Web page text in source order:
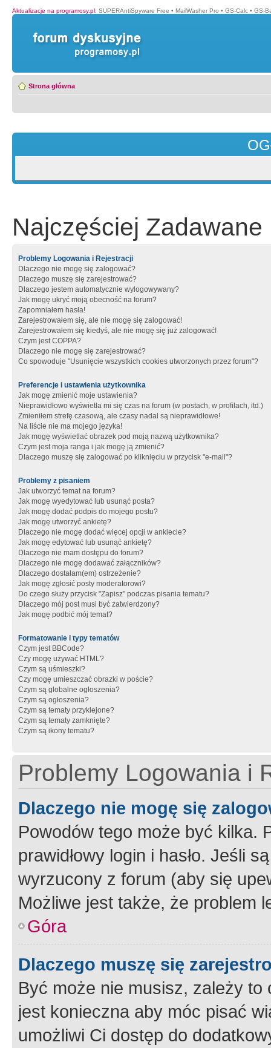
Aktualizacje na programosy.pl: SUPERAntiSpyware Free • MailWasher Pro • GS-Calc • GS-
Strona główna
Najczęściej Zadawane
Problemy Logowania i Rejestracji
Dlaczego nie mogę się zalogować?
Dlaczego muszę się zarejestrować?
Dlaczego jestem automatycznie wylogowywany?
Jak mogę ukryć moją obecność na forum?
Zapomniałem hasła!
Zarejestrowałem się, ale nie mogę się zalogować!
Zarejestrowałem się kiedyś, ale nie mogę się już zalogować!
Czym jest COPPA?
Dlaczego nie mogę się zarejestrować?
Co spowoduje "Usunięcie wszystkich cookies utworzonych przez forum"?
Preferencje i ustawienia użytkownika
Jak mogę zmienić moje ustawienia?
Nieprawidłowo wyświetla mi się czas na forum (w postach, w profilach, itd.)
Zmieniłem strefę czasową, ale czasy nadal są nieprawidłowe!
Na liście nie ma mojego języka!
Jak mogę wyświetlać obrazek pod moją nazwą użytkownika?
Czym jest moja ranga i jak mogę ją zmienić?
Dlaczego muszę się zalogować po kliknięciu w przycisk "e-mail"?
Problemy z pisaniem
Jak utworzyć temat na forum?
Jak mogę wyedytować lub usunąć posta?
Jak mogę dodać podpis do mojego postu?
Jak mogę utworzyć ankietę?
Dlaczego nie mogę dodać więcej opcji w ankiecie?
Jak mogę edytować lub usunąć ankietę?
Dlaczego nie mam dostępu do forum?
Dlaczego nie mogę dodawać załączników?
Dlaczego dostałam(em) ostrzeżenie?
Jak mogę zgłosić posty moderatorowi?
Do czego służy przycisk "Zapisz" podczas pisania tematu?
Dlaczego mój post musi być zatwierdzony?
Jak mogę podbić mój temat?
Formatowanie i typy tematów
Czym jest BBCode?
Czy mogę używać HTML?
Czym są uśmieszki?
Czy mogę umieszczać obrazki w poście?
Czym są globalne ogłoszenia?
Czym są ogłoszenia?
Czym są tematy przyklejone?
Czym są tematy zamknięte?
Czym są ikony tematu?
Problemy Logowania i
Dlaczego nie mogę się
Powodów tego może być kilka.
prawidłowy login i hasło. Jeśli
wyrzucony z forum (aby się
Możliwe jest także, że problem
Góra
Dlaczego muszę się
Być może nie musisz, zależy
jest konieczna aby móc pisać
umożliwi Ci dostęp do